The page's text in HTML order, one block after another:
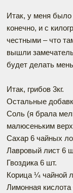
Итак, у меня
конечно, и с
честными – что
вышли
будет делать
Итак, грибов 3кг.
Остальные
Соль (я брала
малюсеньким
Сахар 6 чайных
Лавровый лист 6
Гвоздика 6 шт.
Корица ¼ чайной
Лимонная кислота